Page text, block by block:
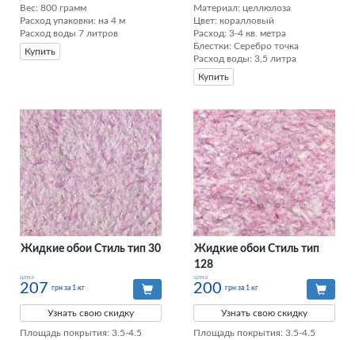
Вес: 800 грамм
Расход упаковки: на 4 м
Расход воды 7 литров
Купить
Материал: целлюлоза
Цвет: коралловый
Расход: 3-4 кв. метра
Блестки: Серебро точка
Расход воды: 3,5 литра
Купить
Жидкие обои Стиль тип 30
цена
207 грн за 1 кг
Узнать свою скидку
Площадь покрытия: 3.5-4.5
Жидкие обои Стиль тип
128
цена
200 грн за 1 кг
Узнать свою скидку
Площадь покрытия: 3.5-4.5